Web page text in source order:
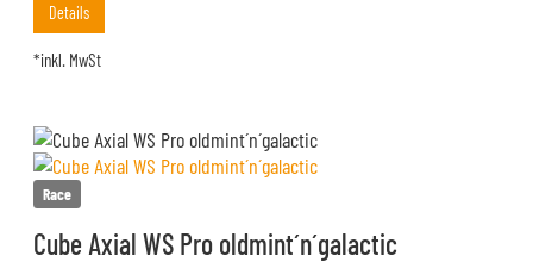
Details
*inkl. MwSt
Race
Cube Axial WS Pro oldmint´n´galactic